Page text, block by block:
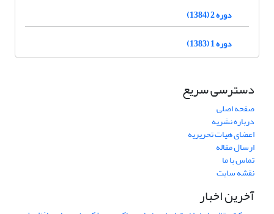
دوره 2 (1384)
دوره 1 (1383)
دسترسی سریع
صفحه اصلی
درباره نشریه
اعضای هیات تحریریه
ارسال مقاله
تماس با ما
نقشه سایت
آخرین اخبار